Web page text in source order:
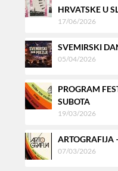
HRVATSKE U
17/06/2026
SVEMIRSKI
05/04/2026
PROGRAM
SUBOTA
19/03/2026
ARTOGRAFIJA
07/03/2026